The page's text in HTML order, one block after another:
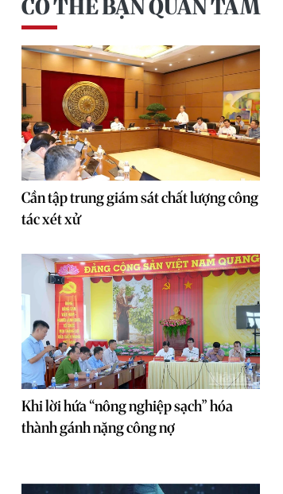
CÓ THỂ BẠN QUAN TÂM
Cần tập trung giám sát chất lượng công
tác xét xử
Khi lời hứa “nông nghiệp sạch” hóa
thành gánh nặng công nợ